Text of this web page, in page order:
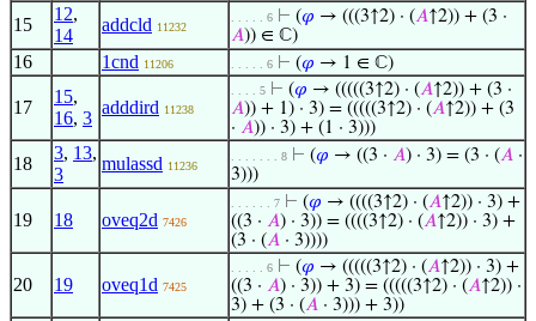
15
12,
14
addcld 11232
. . . . . 6 ⊢ (𝜑 → (((3↑2) · (𝐴↑2)) + (3 ·
𝐴)) ∈ ℂ)
16 1cnd 11206 . . . . . 6 ⊢ (𝜑 → 1 ∈ ℂ)
17
15,
16, 3
adddird 11238
. . . . 5 ⊢ (𝜑 → (((((3↑2) · (𝐴↑2)) + (3 ·
𝐴)) + 1) · 3) = (((((3↑2) · (𝐴↑2)) + (3
· 𝐴)) · 3) + (1 · 3)))
18
3, 13,
3
mulassd 11236
. . . . . . . 8 ⊢ (𝜑 → ((3 · 𝐴) · 3) = (3 · (𝐴 ·
3)))
19 18 oveq2d 7426
. . . . . . 7 ⊢ (𝜑 → ((((3↑2) · (𝐴↑2)) · 3) +
((3 · 𝐴) · 3)) = ((((3↑2) · (𝐴↑2)) · 3) +
(3 · (𝐴 · 3))))
20 19 oveq1d 7425
. . . . . 6 ⊢ (𝜑 → (((((3↑2) · (𝐴↑2)) · 3) +
((3 · 𝐴) · 3)) + 3) = (((((3↑2) · (𝐴↑2)) ·
3) + (3 · (𝐴 · 3))) + 3))